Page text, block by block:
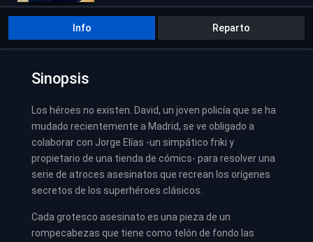
Info Reparto
Sinopsis
Los héroes no existen. David, un joven policía que se ha
mudado recientemente a Madrid, se ve obligado a
colaborar con Jorge Elías -un simpático friki y
propietario de una tienda de cómics- para resolver una
serie de atroces asesinatos que recrean los orígenes
secretos de los superhéroes clásicos.
Cada grotesco asesinato es una pieza de un
rompecabezas que tiene como telón de fondo las